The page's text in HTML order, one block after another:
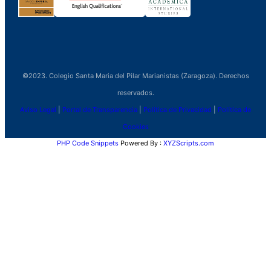
©2023. Colegio Santa Maria del Pilar Marianistas (Zaragoza). Derechos
reservados.
Aviso Legal Portal de Transparencia Política de Privacidad Política de
Cookies
PHP Code Snippets Powered By : XYZScripts.com